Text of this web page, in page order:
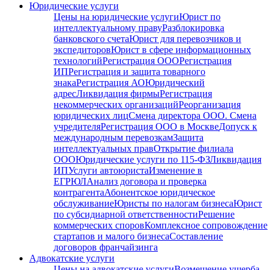
Юридические услуги
Цены на юридические услугиЮрист по
интеллектуальному правуРазблокировка
банковского счетаЮрист для перевозчиков и
экспедиторовЮрист в сфере информационных
технологийРегистрация ОООРегистрация
ИПРегистрация и защита товарного
знакаРегистрация АОЮридический
адресЛиквидация фирмыРегистрация
некоммерческих организацийРеорганизация
юридических лицСмена директора ООО. Смена
учредителяРегистрация ООО в МосквеДопуск к
международным перевозкамЗащита
интеллектуальных правОткрытие филиала
ОООЮридические услуги по 115-ФЗЛиквидация
ИПУслуги автоюристаИзменение в
ЕГРЮЛАнализ договора и проверка
контрагентаАбонентское юридическое
обслуживаниеЮристы по налогам бизнесаЮрист
по субсидиарной ответственностиРешение
коммерческих споровКомплексное сопровождение
стартапов и малого бизнесаСоставление
договоров франчайзинга
Адвокатские услуги